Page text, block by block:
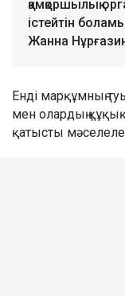
қамқоршылық
істейтін
Жанна
Енді марқұмның
мен олардың
қатысты